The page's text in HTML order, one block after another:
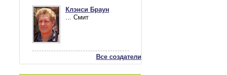
Клэнси Браун
... Смит
Все создатели